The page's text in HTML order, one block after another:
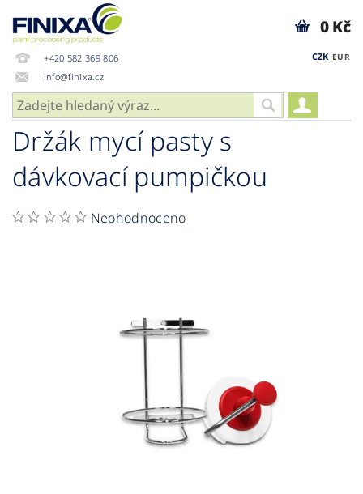
+420 582 369 806
info@finixa.cz
CZK EUR
0 Kč
Držák mycí pasty s
dávkovací pumpičkou
Neohodnoceno